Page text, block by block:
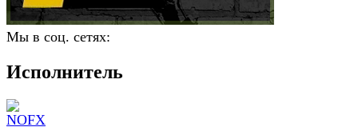
Мы в соц. сетях:
Исполнитель